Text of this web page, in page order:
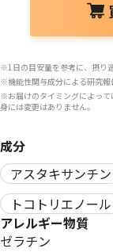
※1日の目安量を参考に、摂り
※機能性関与成分による研究報
※お届けのタイミングによって
身には変更はありません。
成分
アスタキサンチン
トコトリエノール
アレルギー物質
ゼラチン